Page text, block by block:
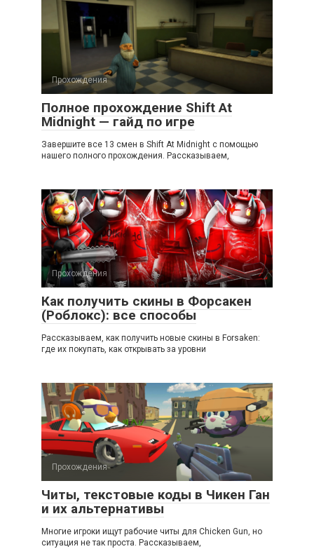
Прохождения
Полное прохождение Shift At
Midnight — гайд по игре
Завершите все 13 смен в Shift At Midnight с помощью
нашего полного прохождения. Рассказываем,
Прохождения
Как получить скины в Форсакен
(Роблокс): все способы
Рассказываем, как получить новые скины в Forsaken:
где их покупать, как открывать за уровни
Прохождения
Читы, текстовые коды в Чикен Ган
и их альтернативы
Многие игроки ищут рабочие читы для Chicken Gun, но
ситуация не так проста. Рассказываем,